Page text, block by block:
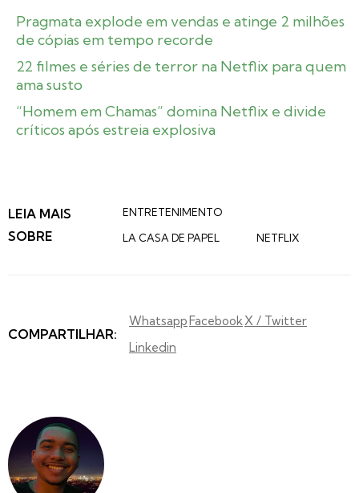
Pragmata explode em vendas e atinge 2 milhões
de cópias em tempo recorde
22 filmes e séries de terror na Netflix para quem
ama susto
“Homem em Chamas” domina Netflix e divide
críticos após estreia explosiva
LEIA MAIS
SOBRE
ENTRETENIMENTO
LA CASA DE PAPEL
NETFLIX
COMPARTILHAR:
WhatsappFacebook X / Twitter
Linkedin